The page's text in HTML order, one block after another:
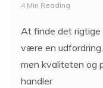
4 Min Reading
At finde det rigtige
være en
men kvaliteten og
handler